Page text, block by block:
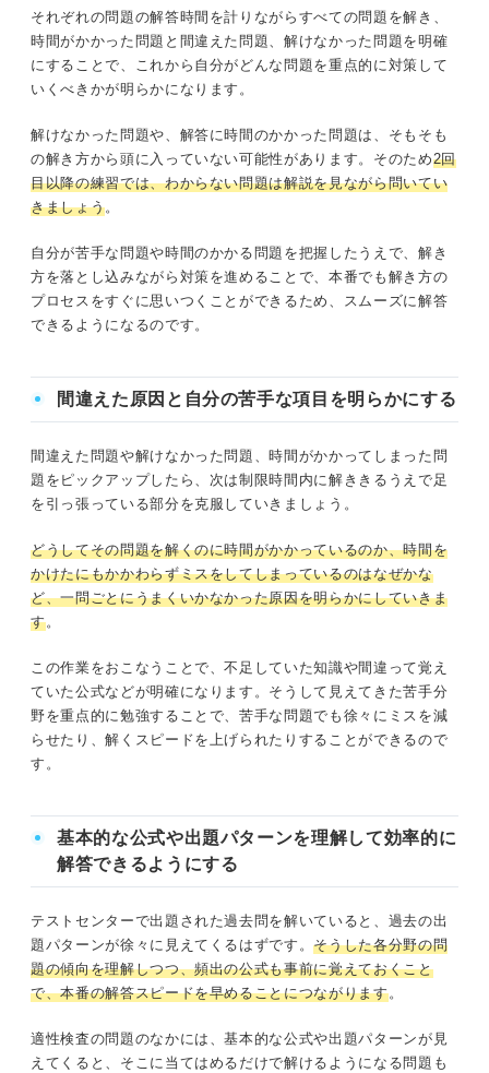
それぞれの問題の解答時間を計りながらすべての問題を解き、
時間がかかった問題と間違えた問題、解けなかった問題を明確
にすることで、これから自分がどんな問題を重点的に対策して
いくべきかが明らかになります。
解けなかった問題や、解答に時間のかかった問題は、そもそも
の解き方から頭に入っていない可能性があります。そのため2回
目以降の練習では、わからない問題は解説を見ながら問いてい
きましょう。
自分が苦手な問題や時間のかかる問題を把握したうえで、解き
方を落とし込みながら対策を進めることで、本番でも解き方の
プロセスをすぐに思いつくことができるため、スムーズに解答
できるようになるのです。
間違えた原因と自分の苦手な項目を明らかにする
間違えた問題や解けなかった問題、時間がかかってしまった問
題をピックアップしたら、次は制限時間内に解ききるうえで足
を引っ張っている部分を克服していきましょう。
どうしてその問題を解くのに時間がかかっているのか、時間を
かけたにもかかわらずミスをしてしまっているのはなぜかな
ど、一問ごとにうまくいかなかった原因を明らかにしていきま
す。
この作業をおこなうことで、不足していた知識や間違って覚え
ていた公式などが明確になります。そうして見えてきた苦手分
野を重点的に勉強することで、苦手な問題でも徐々にミスを減
らせたり、解くスピードを上げられたりすることができるので
す。
基本的な公式や出題パターンを理解して効率的に
解答できるようにする
テストセンターで出題された過去問を解いていると、過去の出
題パターンが徐々に見えてくるはずです。そうした各分野の問
題の傾向を理解しつつ、頻出の公式も事前に覚えておくこと
で、本番の解答スピードを早めることにつながります。
適性検査の問題のなかには、基本的な公式や出題パターンが見
えてくると、そこに当てはめるだけで解けるようになる問題も